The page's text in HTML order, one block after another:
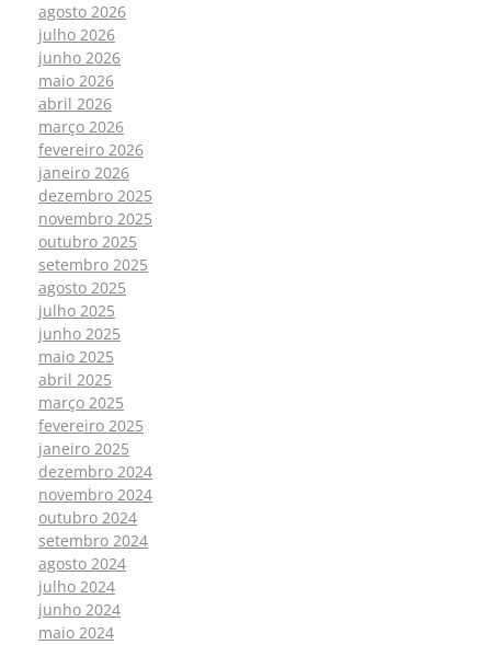
agosto 2026
julho 2026
junho 2026
maio 2026
abril 2026
março 2026
fevereiro 2026
janeiro 2026
dezembro 2025
novembro 2025
outubro 2025
setembro 2025
agosto 2025
julho 2025
junho 2025
maio 2025
abril 2025
março 2025
fevereiro 2025
janeiro 2025
dezembro 2024
novembro 2024
outubro 2024
setembro 2024
agosto 2024
julho 2024
junho 2024
maio 2024